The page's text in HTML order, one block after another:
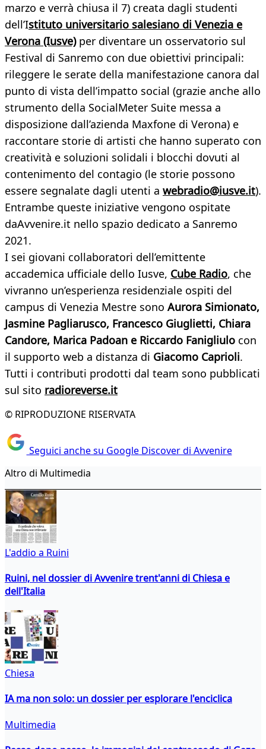
marzo e verrà chiusa il 7) creata dagli studenti
dell’Istituto universitario salesiano di Venezia e
Verona (Iusve)per diventare un osservatorio sul
Festival di Sanremo con due obiettivi principali:
rileggere le serate della manifestazione canora dal
punto di vista dell’impatto social (grazie anche allo
strumento della SocialMeter Suite messa a
disposizione dall’azienda Maxfone di Verona) e
raccontare storie di artisti che hanno superato con
creatività e soluzioni solidali i blocchi dovuti al
contenimento del contagio (le storie possono
essere segnalate dagli utenti a webradio@iusve.it).
Entrambe queste iniziative vengono ospitate
daAvvenire.it nello spazio dedicato a Sanremo
2021.
I sei giovani collaboratori dell’emittente
accademica ufficiale dello Iusve, Cube Radio, che
vivranno un’esperienza residenziale ospiti del
campus di Venezia Mestre sono Aurora Simionato,
Jasmine Pagliarusco, Francesco Giuglietti, Chiara
Candore, Marica Padoan e Riccardo Fanigliulo con
il supporto web a distanza di Giacomo Caprioli.
Tutti i contributi prodotti dal team sono pubblicati
sul sito radioreverse.it
© RIPRODUZIONE RISERVATA
Seguici anche su Google Discover di Avvenire
Altro di Multimedia
L'addio a Ruini
Ruini, nel dossier di Avvenire trent'anni di Chiesa e
dell'Italia
Chiesa
IA ma non solo: un dossier per esplorare l'enciclica
Multimedia